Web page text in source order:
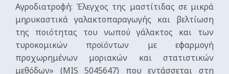
Αγροδιατροφή: Έλεγχος της μαστίτιδας σε μικρά
μηρυκαστικά γαλακτοπαραγωγής και βελτίωση
της ποιότητας του νωπού γάλακτος και των
τυροκομικών προϊόντων με εφαρμογή
προχωρημένων μοριακών και στατιστικών
μεθόδων» (MIS 5045647) που εντάσσεται στη